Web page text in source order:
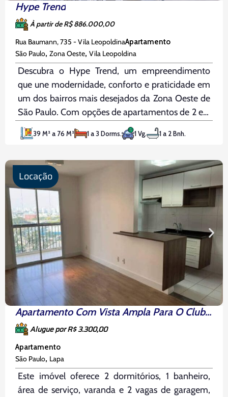
Hype Trend
À partir de R$ 886.000,00
Rua Baumann, 735 - Vila LeopoldinaApartamento
São Paulo, Zona Oeste, Vila Leopoldina
Descubra o Hype Trend, um empreendimento
que une modernidade, conforto e praticidade em
um dos bairros mais desejados da Zona Oeste de
São Paulo. Com opções de apartamentos de 2 e 3
dormitórios, de 39m² a 76m², todos com terraço
e a possibilidade de suíte, o Hype Trend é
39 M² a 76 M² 1 a 3 Dorms. 1 Vg. 1 a 2 Bnh.
Apartamento Com Vista Ampla Para O Clube E Localização Perfeita!
Alugue por R$ 3.300,00
Apartamento
São Paulo, Lapa
Este imóvel oferece 2 dormitórios, 1 banheiro,
área de serviço, varanda e 2 vagas de garagem,
Locação